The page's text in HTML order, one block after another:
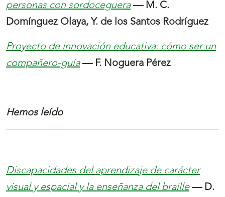
personas con sordoceguera— M. C.
Domínguez Olaya, Y. de los Santos Rodríguez
Proyecto de innovación educativa: cómo ser un
compañero-guía— F. Noguera Pérez
Hemos leído
Discapacidades del aprendizaje de carácter
visual y espacial y la enseñanza del braille— D.